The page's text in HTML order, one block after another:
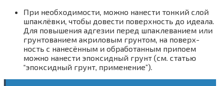
При необ­хо­ди­мо­сти, мож­но нане­сти тон­кий слой
шпа­клёв­ки, что­бы дове­сти поверх­ность до иде­а­ла.
Для повы­ше­ния адге­зии перед шпа­кле­ва­ни­ем или
грун­то­ва­ни­ем акри­ло­вым грун­том, на поверх­
ность с нане­сён­ным и обра­бо­тан­ным при­по­ем
мож­но нане­сти эпок­сид­ный грунт (см. ста­тью
“эпок­сид­ный грунт, при­ме­не­ние”).